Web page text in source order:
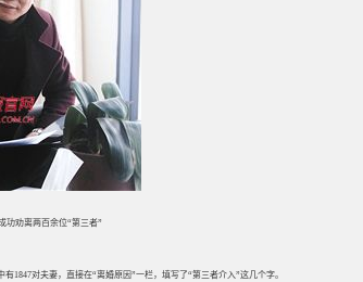
功劝离两百余位“第三者”
1847对夫妻，直接在“离婚原因”一栏，填写了“第三者介入”这几个字。